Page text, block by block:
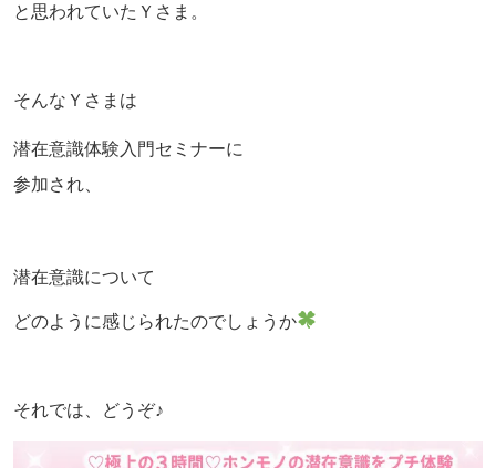
と思われていたＹさま。
そんなＹさまは
潜在意識体験入門セミナーに
参加され、
潜在意識について
どのように感じられたのでしょうか
それでは、どうぞ♪